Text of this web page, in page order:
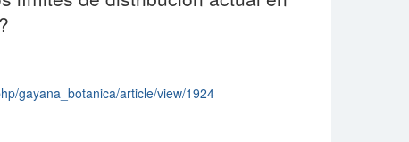
gayana_botanica/article/view/1924